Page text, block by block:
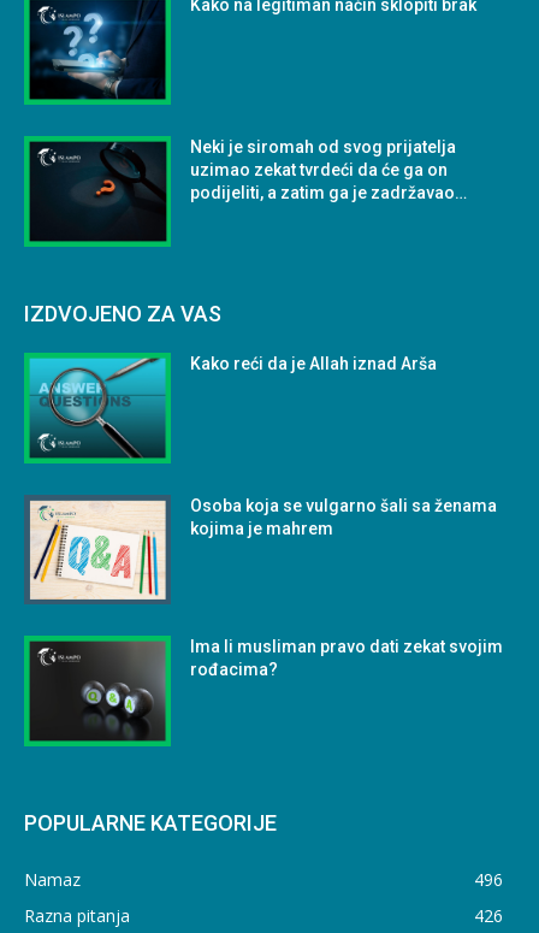
Kako na legitiman način sklopiti brak
Neki je siromah od svog prijatelja
uzimao zekat tvrdeći da će ga on
podijeliti, a zatim ga je zadržavao…
IZDVOJENO ZA VAS
Kako reći da je Allah iznad Arša
Osoba koja se vulgarno šali sa ženama
kojima je mahrem
Ima li musliman pravo dati zekat svojim
rođacima?
POPULARNE KATEGORIJE
Namaz
496
Razna pitanja
426